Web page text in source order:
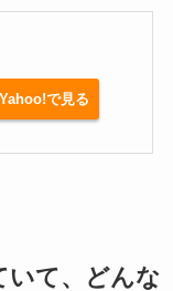
で見る
いて、どんな